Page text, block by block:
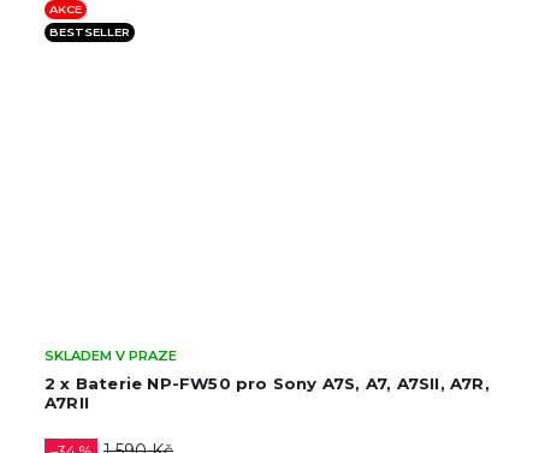
Sony A7S, A7, A7SII, A7R,
Baterie NP-FZ100 pro